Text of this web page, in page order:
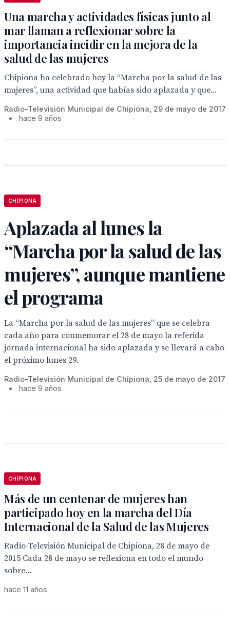
Una marcha y actividades físicas junto al
mar llaman a reflexionar sobre la
importancia incidir en la mejora de la
salud de las mujeres
Chipiona ha celebrado hoy la “Marcha por la salud de las
mujeres”, una actividad que habías sido aplazada y que...
Radio-Televisión Municipal de Chipiona, 29 de mayo de 2017
•
hace 9 años
CHIPIONA
Aplazada al lunes la
“Marcha por la salud de las
mujeres”, aunque mantiene
el programa
La “Marcha por la salud de las mujeres” que se celebra
cada año para conmemorar el 28 de mayo la referida
jornada internacional ha sido aplazada y se llevará a cabo
el próximo lunes 29.
Radio-Televisión Municipal de Chipiona, 25 de mayo de 2017
•
hace 9 años
CHIPIONA
Más de un centenar de mujeres han
participado hoy en la marcha del Día
Internacional de la Salud de las Mujeres
Radio-Televisión Municipal de Chipiona, 28 de mayo de
2015 Cada 28 de mayo se reflexiona en todo el mundo
sobre...
hace 11 años